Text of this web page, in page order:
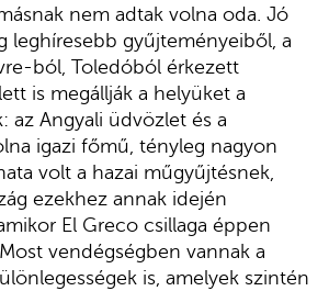
nem adtak volna oda. Jó
leghíresebb gyűjteményeiből, a
ból, Toledóból érkezett
is megállják a helyüket a
az Angyali üdvözlet és a
igazi főmű, tényleg nagyon
volt a hazai műgyűjtésnek,
ezekhez annak idején
El Greco csillaga éppen
vendégségben vannak a
is, amelyek szintén